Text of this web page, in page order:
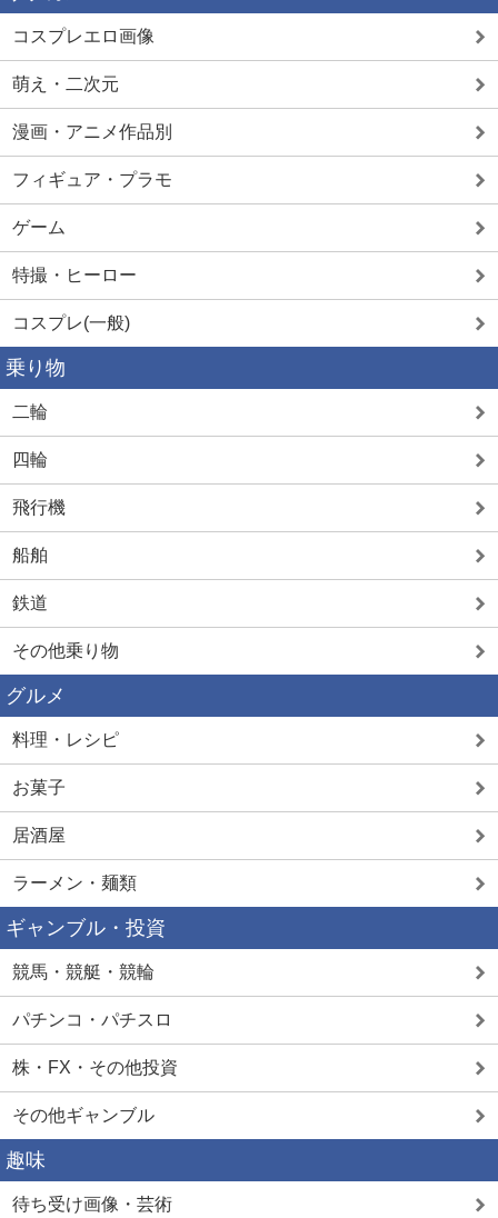
コスプレエロ画像
萌え・二次元
漫画・アニメ作品別
フィギュア・プラモ
ゲーム
特撮・ヒーロー
コスプレ(一般)
乗り物
二輪
四輪
飛行機
船舶
鉄道
その他乗り物
グルメ
料理・レシピ
お菓子
居酒屋
ラーメン・麺類
ギャンブル・投資
競馬・競艇・競輪
パチンコ・パチスロ
株・FX・その他投資
その他ギャンブル
趣味
待ち受け画像・芸術